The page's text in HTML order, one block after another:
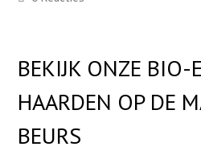
BEKIJK ONZE BIO-
HAARDEN OP DE
BEURS